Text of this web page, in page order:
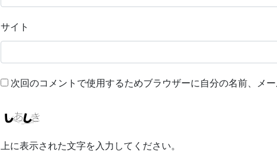
サイト
次回のコメントで使用するためブラウザーに自分の名前、メ
上に表示された文字を入力してください。